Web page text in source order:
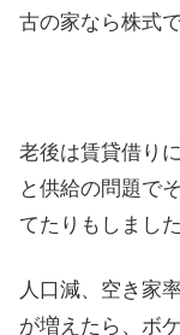
古の家なら株式
老後は賃貸借り
と供給の問題で
てたりもしました
人口減、空き家
が増えたら、ボ